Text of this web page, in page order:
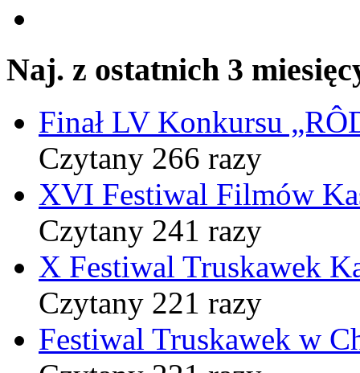
Naj. z ostatnich 3
Finał LV Konkursu
Czytany 266 razy
XVI Festiwal Filmów
Czytany 241 razy
X Festiwal Truskawek
Czytany 221 razy
Festiwal Truskawek w